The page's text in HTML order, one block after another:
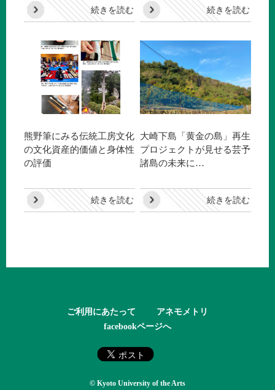
続きを読む 続きを読む
熊野筆にみる伝統工房文化
の文化資産的価値と身体性
の評価
続きを読む
大崎下島「黄金の島」再生
プロジェクトが見せる芸予
諸島の未来に…
続きを読む
ご利用にあたって
アネモメトリ
facebookページへ
© Kyoto University of the Arts